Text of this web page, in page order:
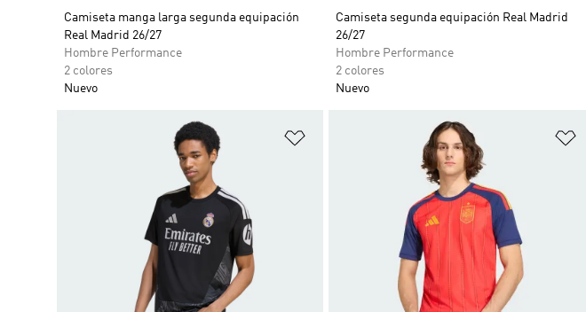
Camiseta manga larga segunda equipación
Real Madrid 26/27
Hombre Performance
2 colores
Nuevo
Camiseta segunda equipación Real Madrid
26/27
Hombre Performance
2 colores
Nuevo
Añadir a la lista de deseos